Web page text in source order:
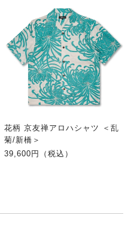
花柄 京友禅アロハシャツ ＜乱
菊/新橋＞
39,600円（税込）